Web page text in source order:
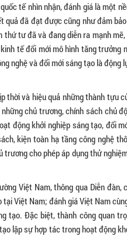
tế nhìn nhận, đánh giá là một
đã đạt được cũng như đảm
thứ tư đã và đang diễn ra mạnh
tế đổi mới mô hình tăng trưởng
nghệ và đổi mới sáng tạo là
thời và hiệu quả những thành tựu
chủ trương, chính sách chủ
động khởi nghiệp sáng tạo, đổi
kiện toàn hạ tầng công nghệ
cho phép áp dụng thử
Việt Nam, thông qua Diễn
Việt Nam; đánh giá Việt Nam
tạo. Đặc biệt, thành công quan
lập sự hợp tác trong hoạt động